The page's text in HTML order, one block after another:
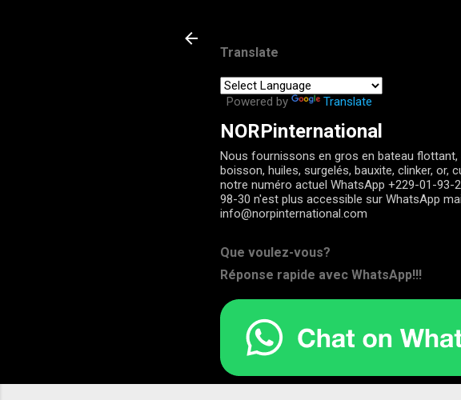
Translate
Powered by Translate
NORPinternational
Nous fournissons en gros en bateau flottant,
boisson, huiles, surgelés, bauxite, clinker,
notre numéro actuel WhatsApp +229-01-
98-30 n'est plus accessible sur WhatsApp
info@norpinternational.com
Que voulez-vous?
Réponse rapide avec WhatsApp!!!